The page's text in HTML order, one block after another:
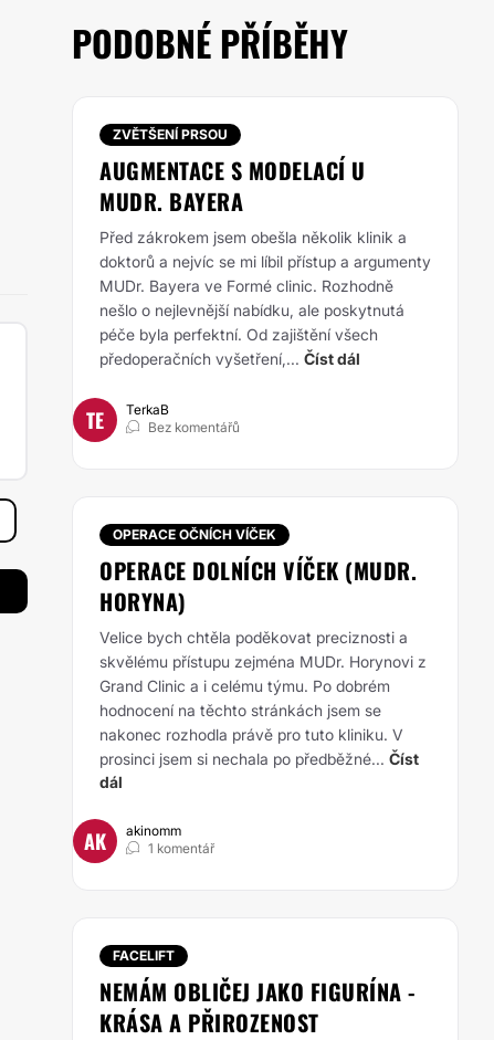
PODOBNÉ PŘÍBĚHY
ZVĚTŠENÍ PRSOU
AUGMENTACE S MODELACÍ U
MUDR. BAYERA
Před zákrokem jsem obešla několik klinik a
doktorů a nejvíc se mi líbil přístup a argumenty
MUDr. Bayera ve Formé clinic. Rozhodně
nešlo o nejlevnější nabídku, ale poskytnutá
péče byla perfektní. Od zajištění všech
předoperačních vyšetření,... Číst dál
TE
TerkaB
Bez komentářů
OPERACE OČNÍCH VÍČEK
OPERACE DOLNÍCH VÍČEK (MUDR.
HORYNA)
Velice bych chtěla poděkovat preciznosti a
skvělému přístupu zejména MUDr. Horynovi z
Grand Clinic a i celému týmu. Po dobrém
hodnocení na těchto stránkách jsem se
nakonec rozhodla právě pro tuto kliniku. V
prosinci jsem si nechala po předběžné... Číst
dál
AK
akinomm
1 komentář
FACELIFT
NEMÁM OBLIČEJ JAKO FIGURÍNA -
KRÁSA A PŘIROZENOST